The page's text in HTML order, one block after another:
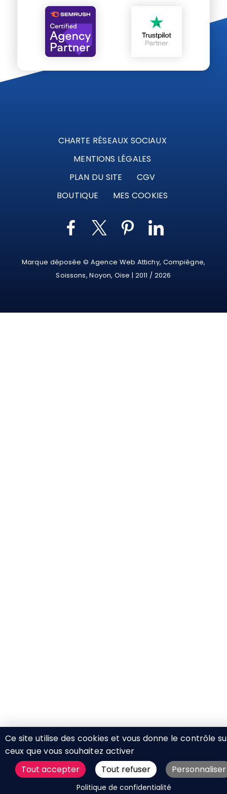
DEMANDER UN DEVIS
CHARTE RÉSEAUX SOCIAUX
MENTIONS LÉGALES
PLAN DU SITE
CGV
BOUTIQUE
MES COOKIES
Marque déposée © Agence Web Attichy, Compiègne,
Soissons, Noyon, Oise | 2011 / 2026
Ce site utilise des cookies et vous donne le contrôle
ceux que vous souhaitez activer
Tout accepter
Tout refuser Personnaliser
Politique de confidentialité